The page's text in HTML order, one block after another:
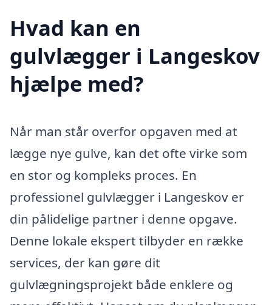
Hvad kan en
gulvlægger i Langeskov
hjælpe med?
Når man står overfor opgaven med at
lægge nye gulve, kan det ofte virke som
en stor og kompleks proces. En
professionel gulvlægger i Langeskov er
din pålidelige partner i denne opgave.
Denne lokale ekspert tilbyder en række
services, der kan gøre dit
gulvlægningsprojekt både enklere og